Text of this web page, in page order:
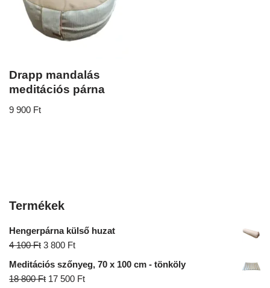
Drapp mandalás
meditációs párna
9 900 Ft
Termékek
Hengerpárna külső huzat
4 100Ft 3 800 Ft
Meditációs szőnyeg, 70 x 100 cm - tönköly
18 800Ft 17 500 Ft